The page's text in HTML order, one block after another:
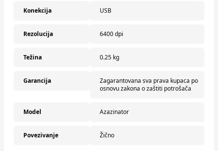
Konekcija USB
Rezolucija 6400 dpi
Težina 0.25 kg
Garancija
Zagarantovana sva prava kupaca po
osnovu zakona o zaštiti potrošača
Model Azazinator
Povezivanje Žično